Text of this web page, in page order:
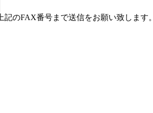
のFAX番号まで送信をお願い致します。